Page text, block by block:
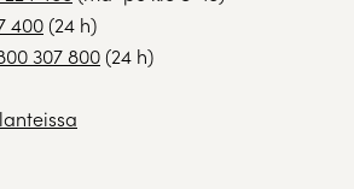
400(24 h)
307 800(24 h)